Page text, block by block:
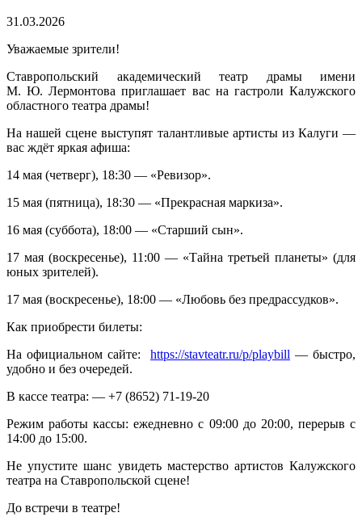
31.03.2026
Уважаемые зрители!
Ставропольский академический театр драмы имени
М. Ю. Лермонтова приглашает вас на гастроли Калужского
областного театра драмы!
На нашей сцене выступят талантливые артисты из Калуги —
вас ждёт яркая афиша:
14 мая (четверг), 18:30 — «Ревизор».
15 мая (пятница), 18:30 — «Прекрасная маркиза».
16 мая (суббота), 18:00 — «Старший сын».
17 мая (воскресенье), 11:00 — «Тайна третьей планеты» (для
юных зрителей).
17 мая (воскресенье), 18:00 — «Любовь без предрассудков».
Как приобрести билеты:
На официальном сайте: https://stavteatr.ru/p/playbill — быстро,
удобно и без очередей.
В кассе театра: — +7 (8652) 71‑19‑20
Режим работы кассы: ежедневно с 09:00 до 20:00, перерыв с
14:00 до 15:00.
Не упустите шанс увидеть мастерство артистов Калужского
театра на Ставропольской сцене!
До встречи в театре!